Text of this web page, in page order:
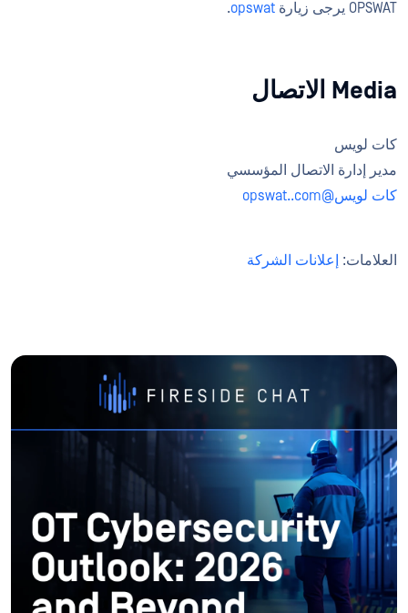
OPSWAT يرجى زيارة
opswat
.
Media الاتصال
كات لويس
مدير إدارة الاتصال المؤسسي
كات لويس@opswat..com
العلامات: إعلانات الشركة